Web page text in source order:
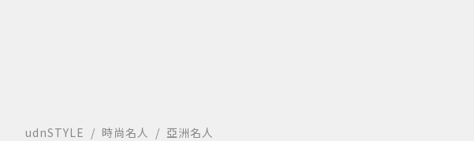
udnSTYLE 時尚名人 亞洲名人